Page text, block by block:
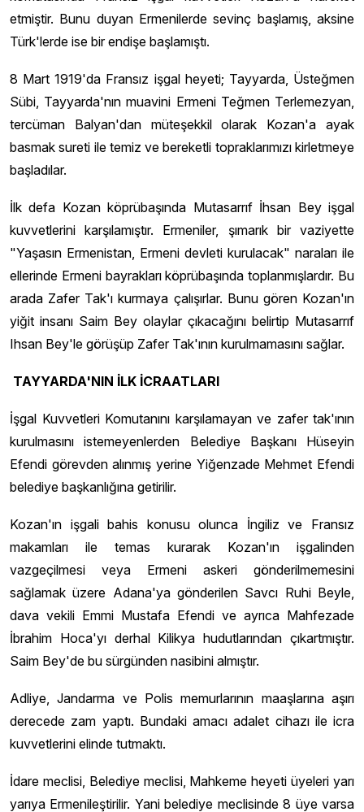
etmiştir. Bunu duyan Ermenilerde sevinç başlamış, aksine
Türk'lerde ise bir endişe başlamıştı.
8 Mart 1919'da Fransız işgal heyeti; Tayyarda, Üsteğmen
Sübi, Tayyarda'nın muavini Ermeni Teğmen Terlemezyan,
tercüman Balyan'dan müteşekkil olarak Kozan'a ayak
basmak sureti ile temiz ve bereketli topraklarımızı kirletmeye
başladılar.
İlk defa Kozan köprübaşında Mutasarrıf İhsan Bey işgal
kuvvetlerini karşılamıştır. Ermeniler, şımarık bir vaziyette
"Yaşasın Ermenistan, Ermeni devleti kurulacak" naraları ile
ellerinde Ermeni bayrakları köprübaşında toplanmışlardır. Bu
arada Zafer Tak'ı kurmaya çalışırlar. Bunu gören Kozan'ın
yiğit insanı Saim Bey olaylar çıkacağını belirtip Mutasarrıf
Ihsan Bey'le görüşüp Zafer Tak'ının kurulmamasını sağlar.
TAYYARDA'NIN İLK İCRAATLARI
İşgal Kuvvetleri Komutanını karşılamayan ve zafer tak'ının
kurulmasını istemeyenlerden Belediye Başkanı Hüseyin
Efendi görevden alınmış yerine Yiğenzade Mehmet Efendi
belediye başkanlığına getirilir.
Kozan'ın işgali bahis konusu olunca İngiliz ve Fransız
makamları ile temas kurarak Kozan'ın işgalinden
vazgeçilmesi veya Ermeni askeri gönderilmemesini
sağlamak üzere Adana'ya gönderilen Savcı Ruhi Beyle,
dava vekili Emmi Mustafa Efendi ve ayrıca Mahfezade
İbrahim Hoca'yı derhal Kilikya hudutlarından çıkartmıştır.
Saim Bey'de bu sürgünden nasibini almıştır.
Adliye, Jandarma ve Polis memurlarının maaşlarına aşırı
derecede zam yaptı. Bundaki amacı adalet cihazı ile icra
kuvvetlerini elinde tutmaktı.
İdare meclisi, Belediye meclisi, Mahkeme heyeti üyeleri yarı
yarıya Ermenileştirilir. Yani belediye meclisinde 8 üye varsa